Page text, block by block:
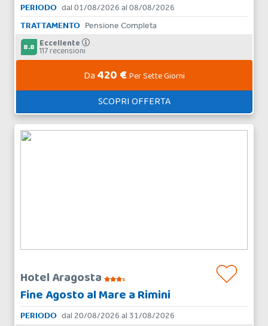
PERIODO dal 01/08/2026 al 08/08/2026
TRATTAMENTO Pensione Completa
8.8 Eccellente
117 recensioni
Da 420 €Per Sette Giorni
SCOPRI OFFERTA
Hotel Aragosta s
Fine Agosto al Mare a Rimini
PERIODO dal 20/08/2026 al 31/08/2026